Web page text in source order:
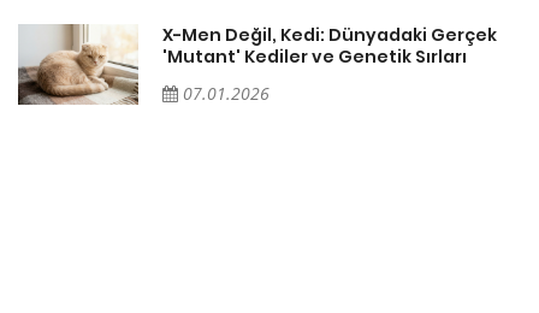
X-Men Değil, Kedi: Dünyadaki Gerçek
'Mutant' Kediler ve Genetik Sırları
07.01.2026